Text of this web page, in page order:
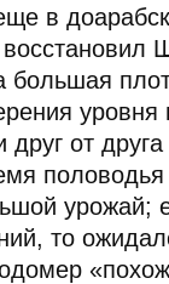
в
от
урожай;
то